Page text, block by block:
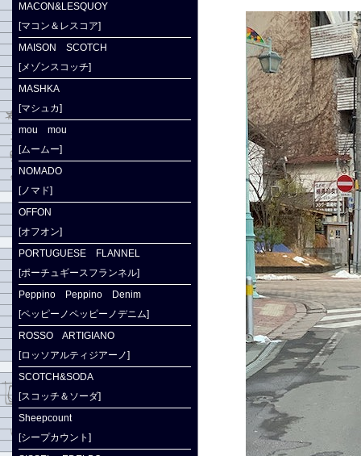
MACON&LESQUOY
[マコン＆レスコア]
MAISON SCOTCH
[メゾンスコッチ]
MASHKA
[マシュカ]
mou mou
[ムームー]
NOMADO
[ノマド]
OFFON
[オフオン]
PORTUGUESE FLANNEL
[ポーチュギースフランネル]
Peppino Peppino Denim
[ペッピーノペッピーノデニム]
ROSSO ARTIGIANO
[ロッソアルティジアーノ]
SCOTCH&SODA
[スコッチ＆ソーダ]
Sheepcount
[シープカウント]